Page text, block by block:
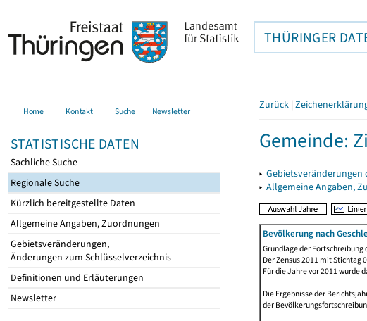
THÜRINGER
Home Kontakt Suche Newsletter
STATISTISCHE DATEN
Sachliche Suche
Regionale Suche
Kürzlich bereitgestellte Daten
Allgemeine Angaben, Zuordnungen
Gebietsveränderungen,
Änderungen zum Schlüsselverzeichnis
Definitionen und Erläuterungen
Newsletter
Zurück |
Gemeinde:
▸ Gebietsveränderungen
▸ Allgemeine Angaben,
Bevölkerung nach
Grundlage der Fortschreibung
Der Zensus 2011 mit Stichtag
Für die Jahre vor 2011 wurde
Die Ergebnisse der
der